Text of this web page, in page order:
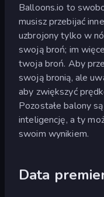
Balloons.io to
musisz przebijać
uzbrojony tylko w
swoją broń; im
twoja broń. Aby
swoją bronią, ale
aby zwiększyć
Pozostałe balony
inteligencję, a ty
swoim wynikiem.
Data